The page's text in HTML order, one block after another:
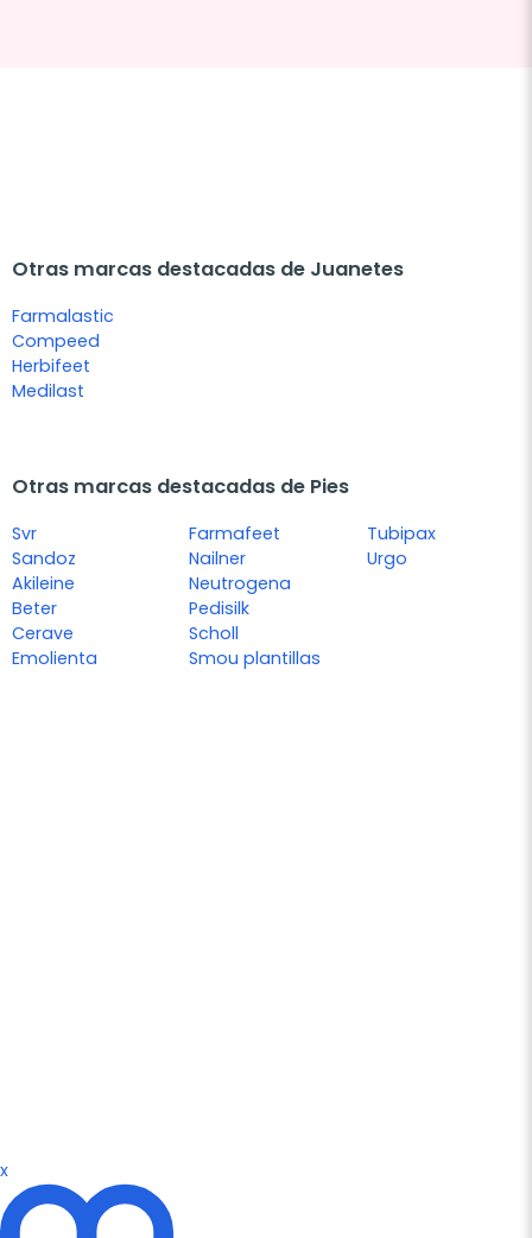
Otras marcas destacadas de Juanetes
Farmalastic
Compeed
Herbifeet
Medilast
Otras marcas destacadas de Pies
Svr
Sandoz
Akileine
Beter
Cerave
Emolienta
Farmafeet
Nailner
Neutrogena
Pedisilk
Scholl
Smou plantillas
Tubipax
Urgo
x